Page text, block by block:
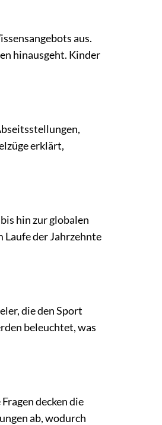
aus.
hinausgeht. Kinder
erklärt,
hin zur globalen
Laufe der Jahrzehnte
die den Sport
beleuchtet, was
decken die
ab, wodurch